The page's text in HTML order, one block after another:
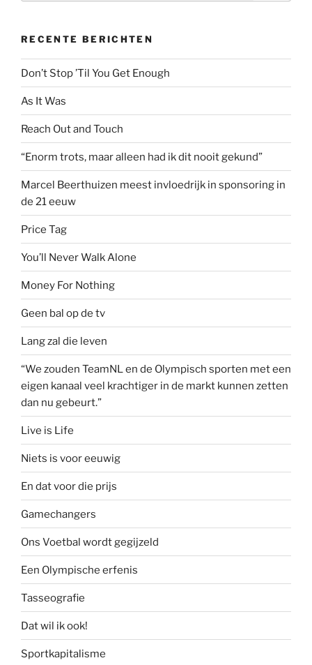
RECENTE BERICHTEN
Don’t Stop ’Til You Get Enough
As It Was
Reach Out and Touch
“Enorm trots, maar alleen had ik dit nooit gekund”
Marcel Beerthuizen meest invloedrijk in sponsoring in
de 21 eeuw
Price Tag
You’ll Never Walk Alone
Money For Nothing
Geen bal op de tv
Lang zal die leven
“We zouden TeamNL en de Olympisch sporten met een
eigen kanaal veel krachtiger in de markt kunnen zetten
dan nu gebeurt.”
Live is Life
Niets is voor eeuwig
En dat voor die prijs
Gamechangers
Ons Voetbal wordt gegijzeld
Een Olympische erfenis
Tasseografie
Dat wil ik ook!
Sportkapitalisme